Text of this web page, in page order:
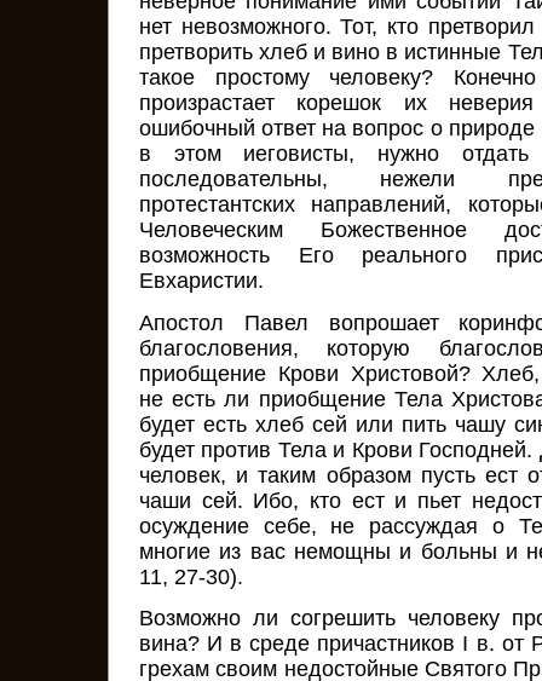
нет невозможного. Тот, кто
претворить хлеб и вино в истинные
такое простому человеку?
произрастает корешок их
ошибочный ответ на вопрос о
в этом иеговисты, нужно
последовательны, нежели
протестантских направлений,
Человеческим Божественное
возможность Его реального
Евхаристии.
Апостол Павел вопрошает
благословения, которую
приобщение Крови Христовой?
не есть ли приобщение Тела
будет есть хлеб сей или пить чашу
будет против Тела и Крови
человек, и таким образом пусть ест
чаши сей. Ибо, кто ест и пьет
осуждение себе, не рассуждая о
многие из вас немощны и больны и
11, 27-30).
Возможно ли согрешить человеку
вина? И в среде причастников I в.
грехам своим недостойные Святого